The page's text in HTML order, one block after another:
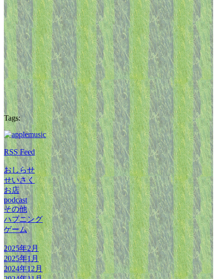
Tags:
RSS Feed
おしらせ
せいさく
お店
podcast
その他
ハプニング
ゲーム
2025年2月
2025年1月
2024年12月